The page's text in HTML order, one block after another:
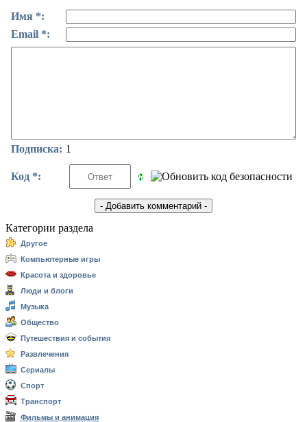
Имя *:
Email *:
Подписка: 1
Код *:
Категории раздела
Другое
Компьютерные игры
Красота и здоровье
Люди и блоги
Музыка
Общество
Путешествия и события
Развлечения
Сериалы
Спорт
Транспорт
Фильмы и анимация